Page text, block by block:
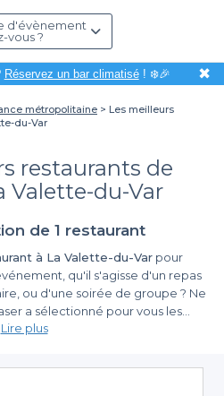
d'évènement
vous ?
Réservez un bar climatisé! ❄️🎉 ✖
métropolitaine
Les meilleurs
du-Var
restaurants de
Valette-du-Var
de 1 restaurant
à La Valette-du-Var pour
qu'il s'agisse d'un repas
ou d'une soirée de groupe ? Ne
a sélectionné pour vous les
et de ses alentours, pour garantir
raffinée et française pour un dîner
avec rooftop pour un cocktail
Lire plus